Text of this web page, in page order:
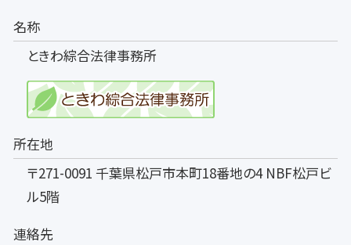
名称
ときわ綜合法律事務所
所在地
〒271-0091 千葉県松戸市本町18番地の4 NBF松戸ビ
ル5階
連絡先